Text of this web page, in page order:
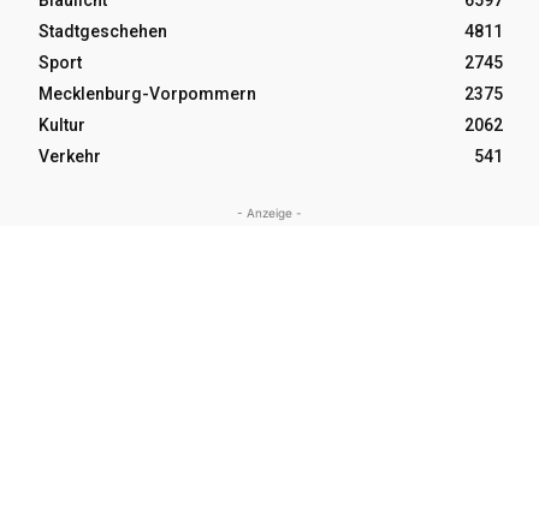
Stadtgeschehen
4811
Sport
2745
Mecklenburg-Vorpommern
2375
Kultur
2062
Verkehr
541
- Anzeige -